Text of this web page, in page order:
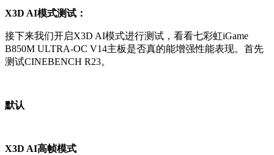
X3D AI模式测试：
接下来我们开启X3D AI模式进行测试，看看七彩虹iGame
B850M ULTRA-OC V14主板是否真的能增强性能表现。首先
测试CINEBENCH R23。
默认
X3D AI高帧模式